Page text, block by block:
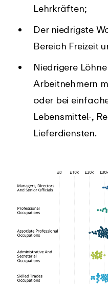
Lehrkräften;
Der niedrigste
Bereich Freizeit
Niedrigere
Arbeitnehmern
oder bei
Lebensmittel-,
Lieferdiensten.